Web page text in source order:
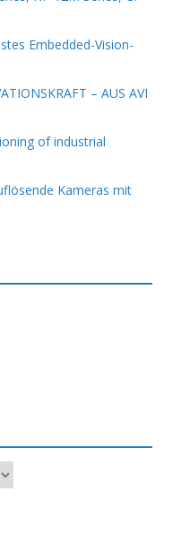
Embedded-Vision-
– AUS AVI
of industrial
Kameras mit